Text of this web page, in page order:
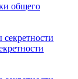
общего